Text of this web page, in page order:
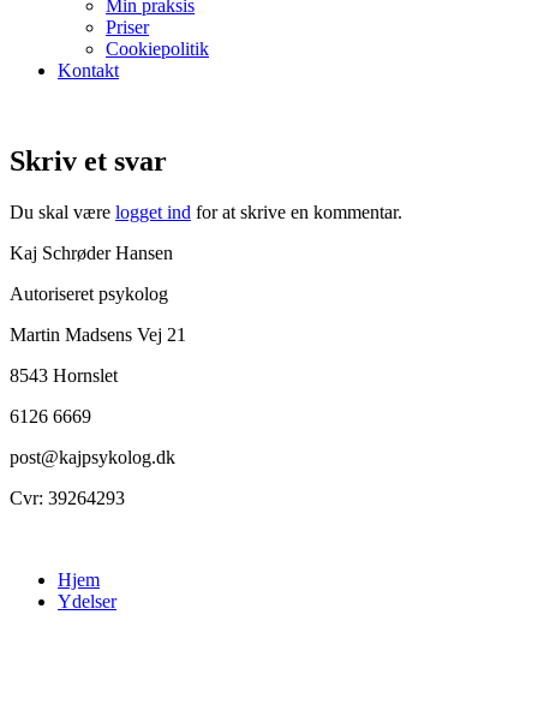
Min praksis
Priser
Cookiepolitik
Kontakt
Skriv et svar
Du skal være logget ind for at skrive en kommentar.
Kaj Schrøder Hansen
Autoriseret psykolog
Martin Madsens Vej 21
8543 Hornslet
6126 6669
post@kajpsykolog.dk
Cvr: 39264293
Hjem
Ydelser